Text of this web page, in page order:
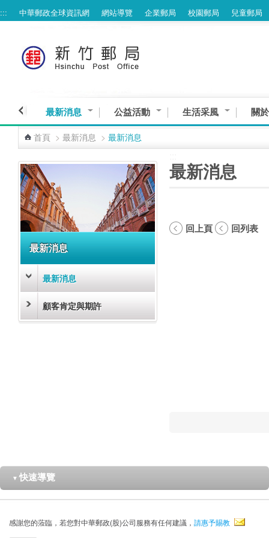
跳到主要內容區塊
::: 中華郵政全球資訊網 網站導覽 企業郵局 校園郵局 兒童郵局
最新消息 公益活動 生活采風 關
首頁 > 最新消息 > 最新消息
最新消息
最新消息
顧客肯定與期許
最新消息
回上頁 回列表
▼ 快速導覽
感謝您的蒞臨，若您對中華郵政(股)公司服務有任何建議， 請惠予賜教